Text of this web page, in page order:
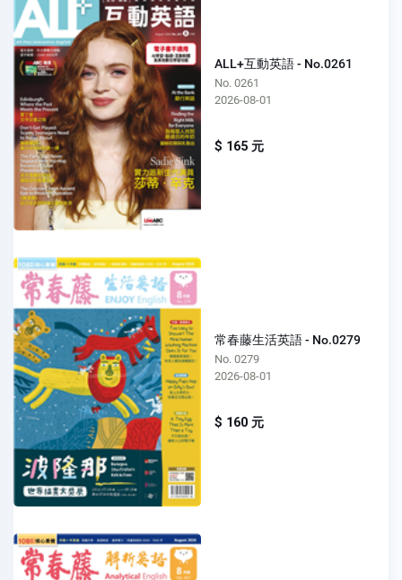
ALL+互動英語 - No.0261
No. 0261
2026-08-01
$ 165 元
常春藤生活英語 - No.0279
No. 0279
2026-08-01
$ 160 元